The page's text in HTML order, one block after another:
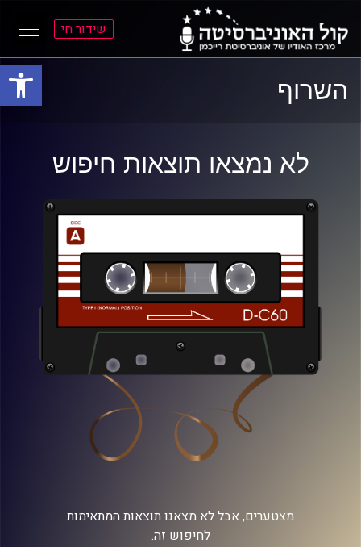
פתח
התפריט
הראשי
התוכן
הראשי
שידור חי
השרוף
לא נמצאו תוצאות חיפוש
מצטערים, אבל לא מצאנו תוצאות המתאימות
לחיפוש זה.